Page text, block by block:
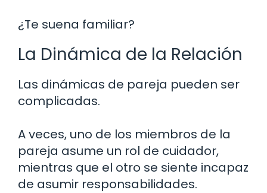
¿Te suena familiar?
La Dinámica de la Relación
Las dinámicas de pareja pueden ser
complicadas.
A veces, uno de los miembros de la
pareja asume un rol de cuidador,
mientras que el otro se siente incapaz
de asumir responsabilidades.